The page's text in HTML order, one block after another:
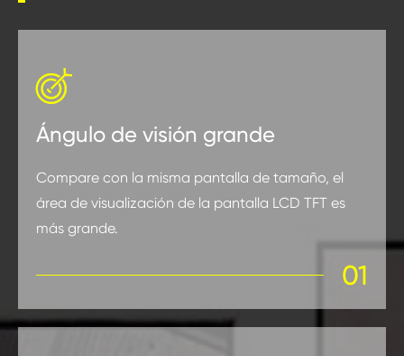

Ángulo de visión grande
Compare con la misma pantalla de tamaño, el
área de visualización de la pantalla LCD TFT es
más grande.
01